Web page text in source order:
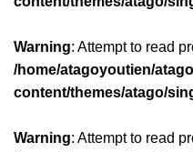
Warning: Attempt to read
/home/atagoyoutien/
content/themes/atago/
Warning: Attempt to read